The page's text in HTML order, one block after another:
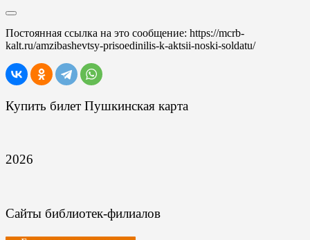
Постоянная ссылка на это сообщение: https://mcrb-
kalt.ru/amzibashevtsy-prisoedinilis-k-aktsii-noski-soldatu/
Купить билет Пушкинская карта
2026
Сайты библиотек-филиалов